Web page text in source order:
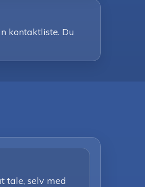
kontaktliste. Du
tale, selv med